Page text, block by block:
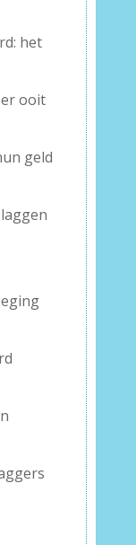
het
ooit
geld